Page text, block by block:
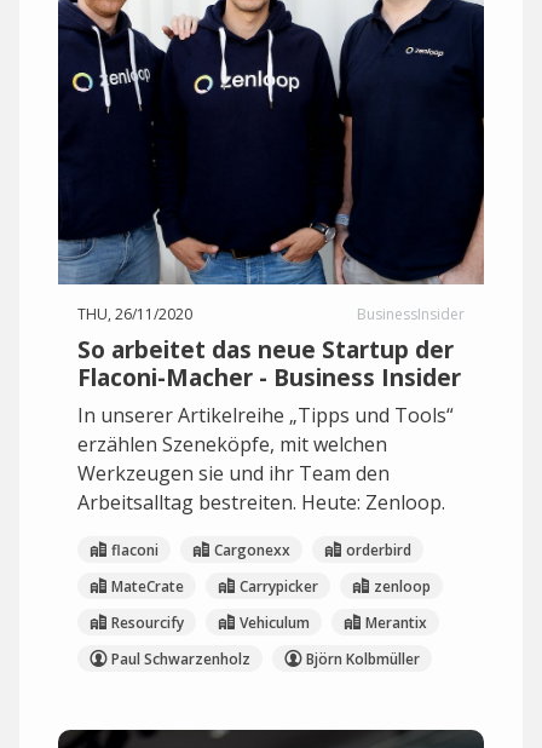
THU, 26/11/2020 BusinessInsider
So arbeitet das neue Startup der
Flaconi-Macher - Business Insider
In unserer Artikelreihe „Tipps und Tools“
erzählen Szeneköpfe, mit welchen
Werkzeugen sie und ihr Team den
Arbeitsalltag bestreiten. Heute: Zenloop.
flaconi Cargonexx
orderbird
MateCrate
Carrypicker
zenloop
Resourcify
Vehiculum
Merantix
Paul Schwarzenholz
Björn Kolbmüller